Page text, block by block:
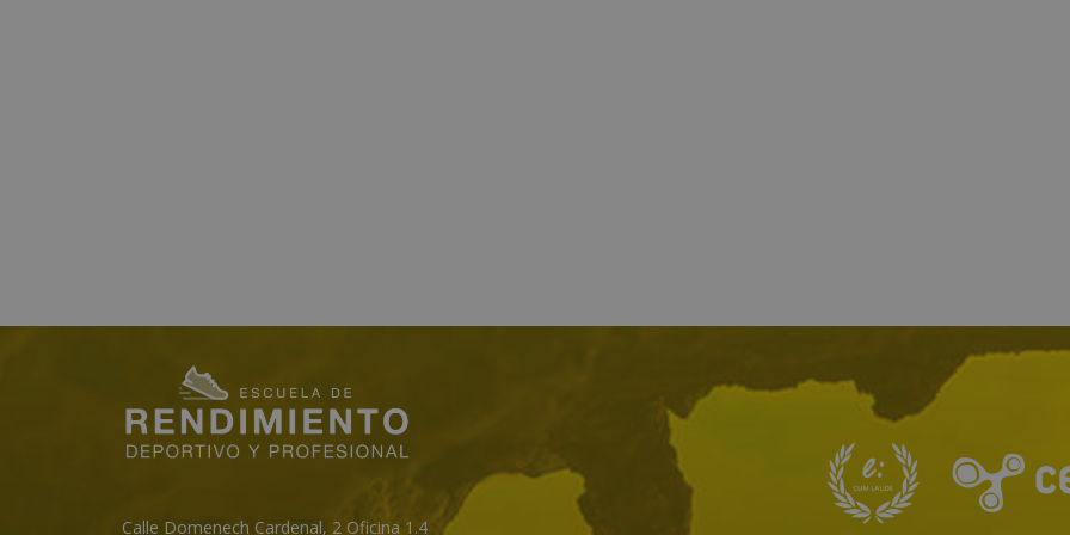
Calle Domenech Cardenal, 2 Oficina 1.4